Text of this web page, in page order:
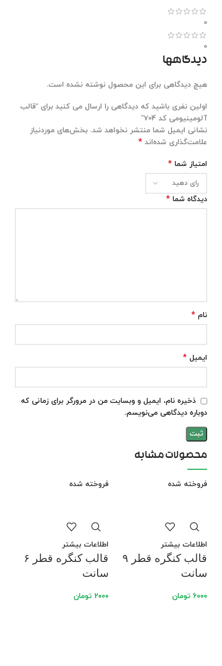
0
0
دیدگاهها
هیچ دیدگاهی برای این محصول نوشته نشده است.
اولین نفری باشید که دیدگاهی را ارسال می کنید برای “قالب
آلومینیومی کد 704”
نشانی ایمیل شما منتشر نخواهد شد. بخش‌های موردنیاز
علامت‌گذاری شده‌اند *
امتیاز شما *
دیدگاه شما *
نام *
ایمیل *
ذخیره نام، ایمیل و وبسایت من در مرورگر برای زمانی که
دوباره دیدگاهی می‌نویسم.
محصولات مشابه
فروخته شده
اطلاعات بیشتر
قالب کنگره قطر ۹
سانت
۶۰۰۰ تومان
فروخته شده
اطلاعات بیشتر
قالب کنگره قطر ۶
سانت
۲۰۰۰ تومان